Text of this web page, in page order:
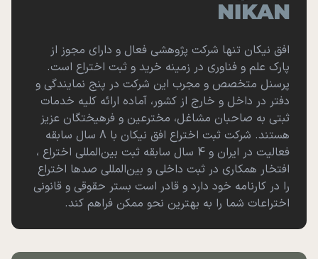
افق نیکان تنها شرکت پژوهشی فعال و دارای مجوز از
پارک علم و فناوری در زمینه خرید و ثبت اختراع است.
پرسنل متخصص و مجرب این شرکت در پنج نمایندگی و
دفتر در داخل و خارج از کشور، آماده ارائه کلیه خدمات
ثبتی به صاحبان مشاغل، مخترعین و فرهیختگان عزیز
هستند. شرکت ثبت اختراع افق نیکان با 8 سال سابقه
فعالیت در ایران و 4 سال سابقه ثبت بین‌المللی اختراع ،
افتخار همکاری در ثبت داخلی و بین‌المللی صدها اختراع
را در کارنامه خود دارد و قادر است بستر حقوقی و قانونی
اختراعات شما را به بهترین نحو ممکن فراهم کند.